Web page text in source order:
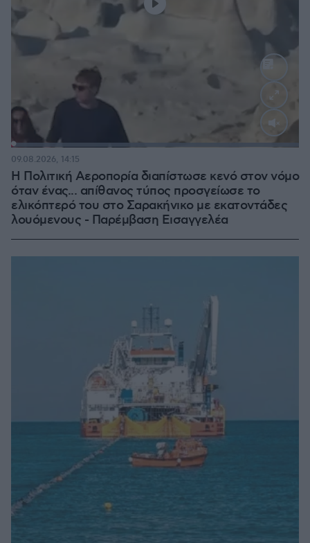
:
Η Πολιτική Αεροπορία διαπίστωσε κενό στον νόμο
όταν ένας... απίθανος τύπος προσγείωσε το
ελικόπτερό του στο Σαρακήνικο με εκατοντάδες
λουόμενους - Παρέμβαση Εισαγγελέα
09.08.2026, 14:15